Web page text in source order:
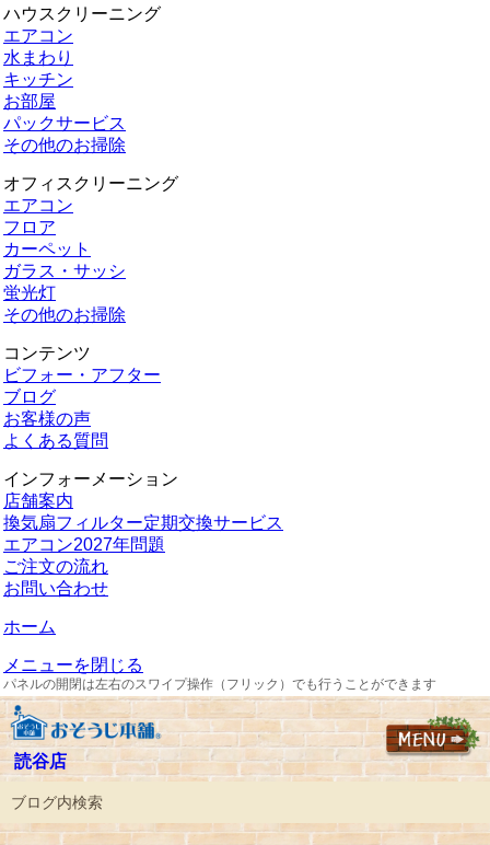
ハウスクリーニング
エアコン
水まわり
キッチン
お部屋
パックサービス
その他のお掃除
オフィスクリーニング
エアコン
フロア
カーペット
ガラス・サッシ
蛍光灯
その他のお掃除
コンテンツ
ビフォー・アフター
ブログ
お客様の声
よくある質問
インフォーメーション
店舗案内
換気扇フィルター定期交換サービス
エアコン2027年問題
ご注文の流れ
お問い合わせ
ホーム
メニューを閉じる
パネルの開閉は左右のスワイプ操作（フリック）でも行うことができます
読谷店
ブログ内検索